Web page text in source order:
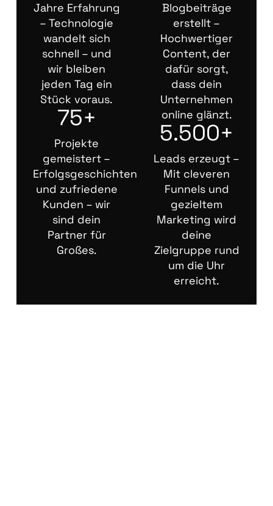
Jahre Erfahrung
– Technologie
wandelt sich
schnell – und
wir bleiben
jeden Tag ein
Stück voraus.
75+
Projekte
gemeistert –
Erfolgsgeschichten
und zufriedene
Kunden – wir
sind dein
Partner für
Großes.
Blogbeiträge
erstellt –
Hochwertiger
Content, der
dafür sorgt,
dass dein
Unternehmen
online glänzt.
5.500+
Leads erzeugt –
Mit cleveren
Funnels und
gezieltem
Marketing wird
deine
Zielgruppe rund
um die Uhr
erreicht.